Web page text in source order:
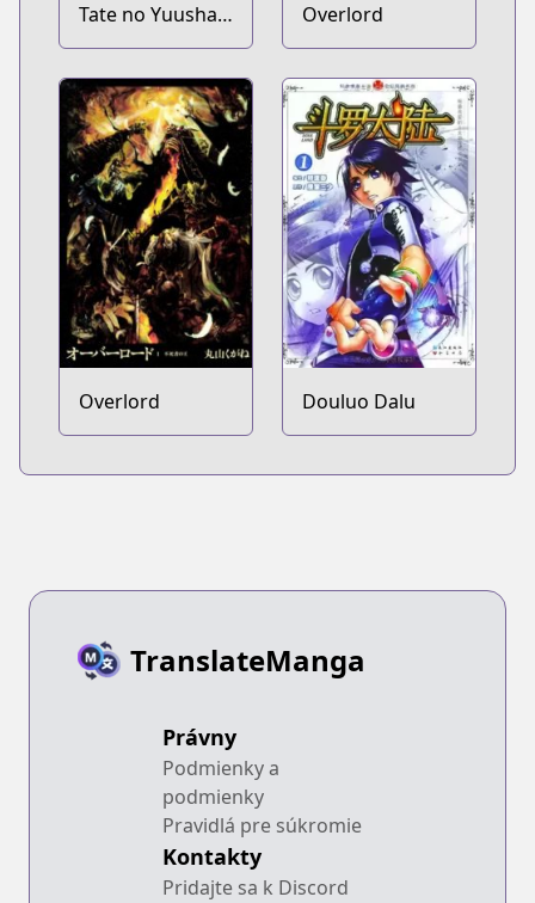
Tate no Yuusha
no Nariagari
Overlord
Overlord Douluo Dalu
TranslateManga
Právny
Podmienky a
podmienky
Pravidlá pre súkromie
Kontakty
Pridajte sa k Discord